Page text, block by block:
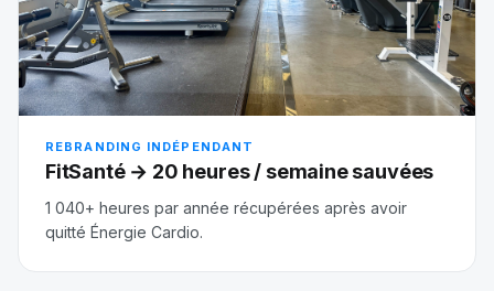
REBRANDING INDÉPENDANT
FitSanté → 20 heures / semaine sauvées
1 040+ heures par année récupérées après avoir
quitté Énergie Cardio.